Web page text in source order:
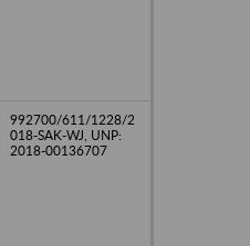
992700/611/1228/2
018-SAK-WJ, UNP:
2018-00136707